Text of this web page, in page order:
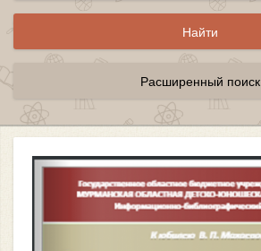
Расширенный поиск